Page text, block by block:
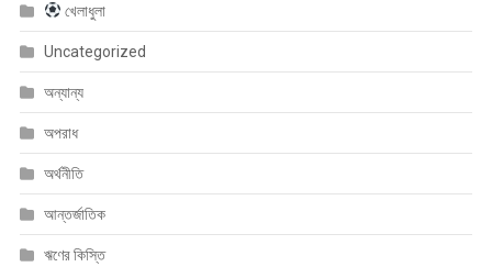
খেলাধুলা
Uncategorized
অন্যান্য
অপরাধ
অর্থনীতি
আন্তর্জাতিক
ঋণের কিস্তি